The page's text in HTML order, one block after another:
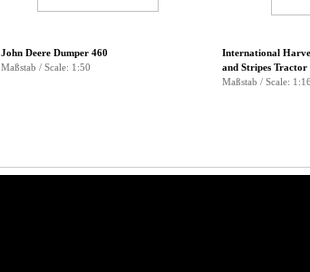
John Deere Dumper 460
Maßstab / Scale: 1:50
International
and Stripes Tractor
Maßstab / Scale: 1:16